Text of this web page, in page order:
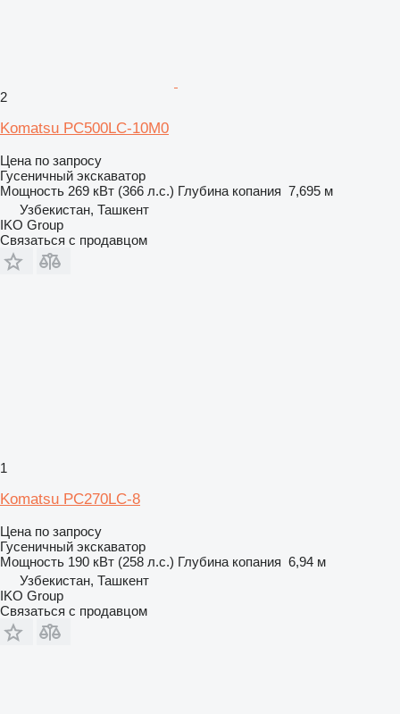
2
Komatsu PC500LC-10M0
Цена по запросу
Гусеничный экскаватор
Мощность 269 кВт (366 л.с.) Глубина копания 7,695 м
Узбекистан, Ташкент
IKO Group
Связаться с продавцом
1
Komatsu PC270LC-8
Цена по запросу
Гусеничный экскаватор
Мощность 190 кВт (258 л.с.) Глубина копания 6,94 м
Узбекистан, Ташкент
IKO Group
Связаться с продавцом